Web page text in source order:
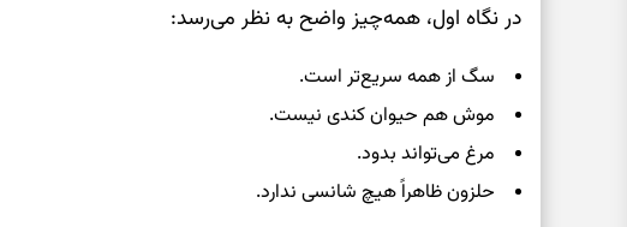
در نگاه اول، همه‌چیز واضح به نظر می‌رسد:
سگ از همه سریع‌تر است.
موش هم حیوان کندی نیست.
مرغ می‌تواند بدود.
حلزون ظاهراً هیچ شانسی ندارد.